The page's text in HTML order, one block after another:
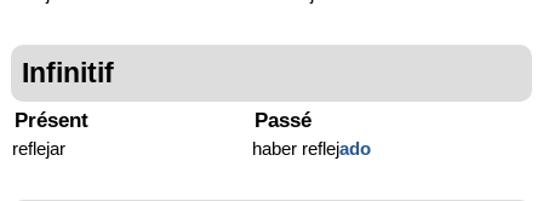
Infinitif
Présent
reflejar
Passé
haber reflejado